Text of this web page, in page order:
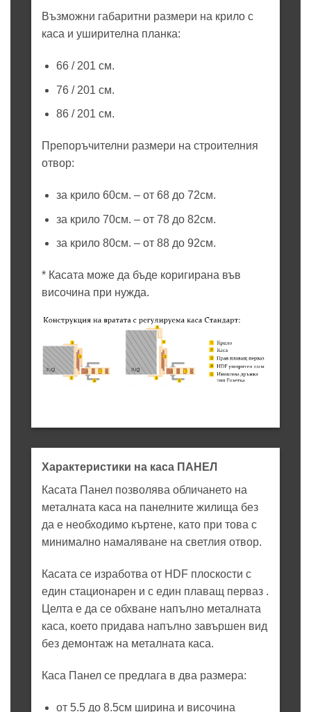
Възможни габаритни размери на крило с
каса и уширителна планка:
66 / 201 см.
76 / 201 см.
86 / 201 см.
Препоръчителни размери на строителния
отвор:
за крило 60см. – от 68 до 72см.
за крило 70см. – от 78 до 82см.
за крило 80см. – от 88 до 92см.
* Касата може да бъде коригирана във
височина при нужда.
Характеристики на каса ПАНЕЛ
Касата Панел позволява обличането на
металната каса на панелните жилища без
да е необходимо къртене, като при това с
минимално намаляване на светлия отвор.
Касата се изработва от HDF плоскости с
един стационарен и с един плаващ перваз .
Целта е да се обхване напълно металната
каса, което придава напълно завършен вид
без демонтаж на металната каса.
Каса Панел се предлага в два размера:
от 5.5 до 8.5см ширина и височина